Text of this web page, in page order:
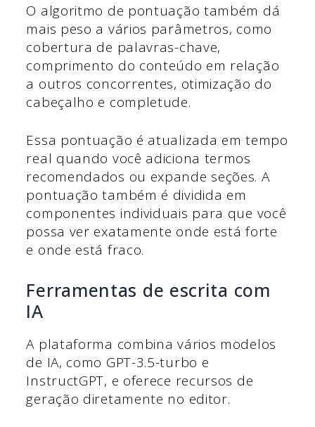
O algoritmo de pontuação também dá
mais peso a vários parâmetros, como
cobertura de palavras-chave,
comprimento do conteúdo em relação
a outros concorrentes, otimização do
cabeçalho e completude.
Essa pontuação é atualizada em tempo
real quando você adiciona termos
recomendados ou expande seções. A
pontuação também é dividida em
componentes individuais para que você
possa ver exatamente onde está forte
e onde está fraco.
Ferramentas de escrita com
IA
A plataforma combina vários modelos
de IA, como GPT-3.5-turbo e
InstructGPT, e oferece recursos de
geração diretamente no editor.